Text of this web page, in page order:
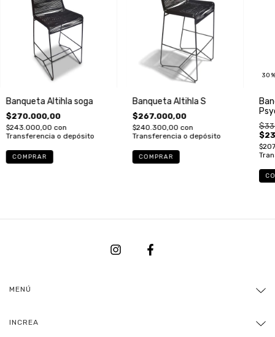
Banqueta Altihla soga
$270.000,00
$243.000,00 con
Transferencia o depósito
Banqueta Altihla S
$267.000,00
$240.300,00 con
Transferencia o depósito
30
MENÚ
INCREA